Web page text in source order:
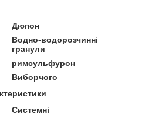
Дюпон
Водно-водорозчинні
гранули
римсульфурон
Виборчого
Системні